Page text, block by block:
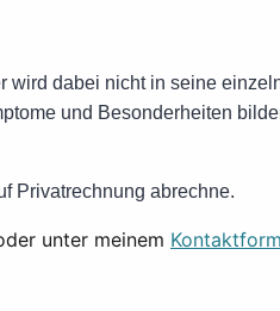
dabei nicht in seine
und Besonderheiten
Privatrechnung abrechne.
unter meinem